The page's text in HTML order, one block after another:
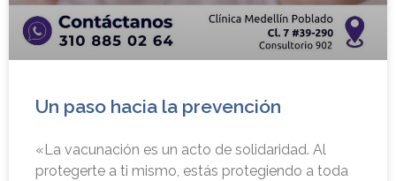
Un paso hacia la prevención
«La vacunación es un acto de solidaridad. Al
protegerte a ti mismo, estás protegiendo a toda